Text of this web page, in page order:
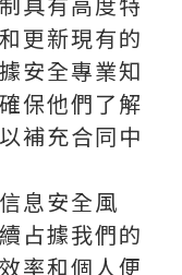
更新現有的
安全專業知
保他們了解
補充合同中
息安全風
占據我們的
率和個人便